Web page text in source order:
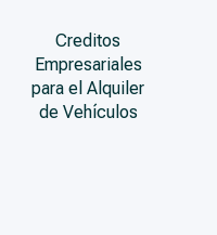
Creditos
Empresariales
para el Alquiler
de Vehículos